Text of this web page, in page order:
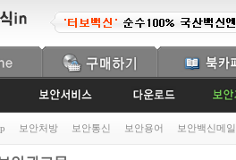
보안처방 보안통신 보안용어 보안백신메일